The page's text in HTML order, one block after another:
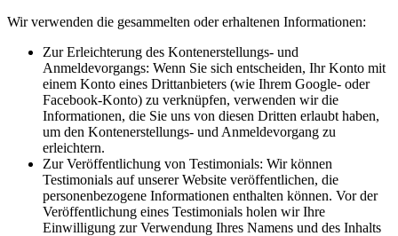
Wir verwenden die gesammelten oder erhaltenen Informationen:
Zur Erleichterung des Kontenerstellungs- und
Anmeldevorgangs: Wenn Sie sich entscheiden, Ihr Konto mit
einem Konto eines Drittanbieters (wie Ihrem Google- oder
Facebook-Konto) zu verknüpfen, verwenden wir die
Informationen, die Sie uns von diesen Dritten erlaubt haben,
um den Kontenerstellungs- und Anmeldevorgang zu
erleichtern.
Zur Veröffentlichung von Testimonials: Wir können
Testimonials auf unserer Website veröffentlichen, die
personenbezogene Informationen enthalten können. Vor der
Veröffentlichung eines Testimonials holen wir Ihre
Einwilligung zur Verwendung Ihres Namens und des Inhalts